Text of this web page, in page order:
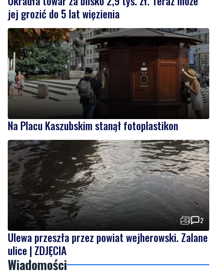
Na Placu Kaszubskim stanął fotoplastikon
2
Ulewa przeszła przez powiat wejherowski. Zalane
ulice | ZDJĘCIA
Wiadomości
czwartek, 6 sierpnia 2026
Ukradła towar za blisko 2,9 tys. zł. Teraz
może jej grozić do 5 lat więzienia